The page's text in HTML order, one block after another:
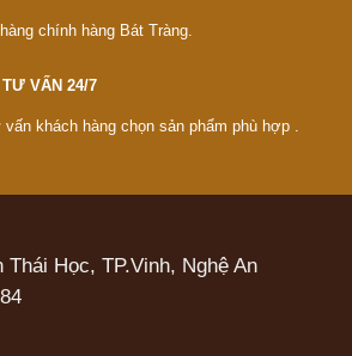
chính hàng Bát Tràng.
VẤN 24/7
khách hàng chọn sản phẩm phù hợp .
Học, TP.Vinh, Nghệ An